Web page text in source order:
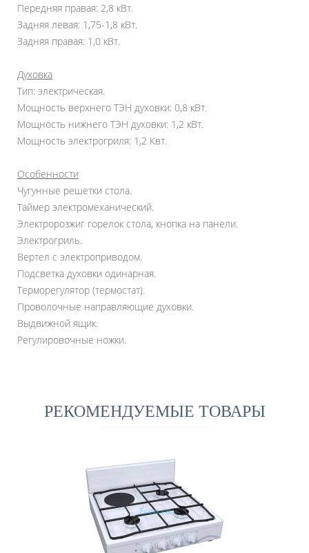
Передняя правая: 2,8 кВт.
Задняя левая: 1,75-1,8 кВт.
Задняя правая: 1,0 кВт.
Духовка
Тип: электрическая.
Мощность верхнего ТЭН духовки: 0,8 кВт.
Мощность нижнего ТЭН духовки: 1,2 кВт.
Мощность электрогриля: 1,2 Квт.
Особенности
Чугунные решетки стола.
Таймер электромеханический.
Электророзжиг горелок стола, кнопка на панели.
Электрогриль.
Вертел с электроприводом.
Подсветка духовки одинарная.
Терморегулятор (термостат).
Проволочные направляющие духовки.
Выдвижной ящик.
Регулировочные ножки.
РЕКОМЕНДУЕМЫЕ ТОВАРЫ